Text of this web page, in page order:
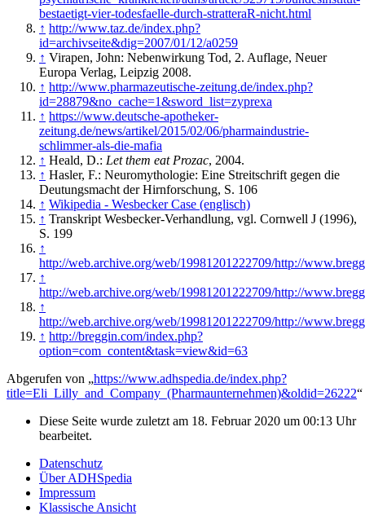
bestaetigt-vier-todesfaelle-durch-stratteraR-nicht.html
↑ http://www.taz.de/index.php?
id=archivseite&dig=2007/01/12/a0259
↑ Virapen, John: Nebenwirkung Tod, 2. Auflage, Neuer
Europa Verlag, Leipzig 2008.
↑ http://www.pharmazeutische-zeitung.de/index.php?
id=28879&no_cache=1&sword_list=zyprexa
↑ https://www.deutsche-apotheker-
zeitung.de/news/artikel/2015/02/06/pharmaindustrie-
schlimmer-als-die-mafia
↑ Heald, D.: Let them eat Prozac, 2004.
↑ Hasler, F.: Neuromythologie: Eine Streitschrift gegen die
Deutungsmacht der Hirnforschung, S. 106
↑ Wikipedia - Wesbecker Case (englisch)
↑ Transkript Wesbecker-Verhandlung, vgl. Cornwell J (1996),
S. 199
↑
http://web.archive.org/web/19981201222709/http://
↑
http://web.archive.org/web/19981201222709/http://
↑
http://web.archive.org/web/19981201222709/http://
↑ http://breggin.com/index.php?
option=com_content&task=view&id=63
Abgerufen von „https://www.adhspedia.de/index.php?
title=Eli_Lilly_and_Company_(Pharmaunternehmen)&oldid=26222“
Diese Seite wurde zuletzt am 18. Februar 2020 um 00:13 Uhr
bearbeitet.
Datenschutz
Über ADHSpedia
Impressum
Klassische Ansicht